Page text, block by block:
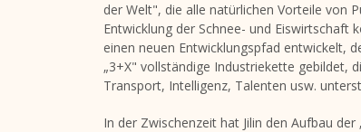
der Welt", die alle natürlichen Vorteile von
Entwicklung der Schnee- und Eiswirtschaft
einen neuen Entwicklungspfad entwickelt,
„3+X" vollständige Industriekette gebildet,
Transport, Intelligenz, Talenten usw.
In der Zwischenzeit hat Jilin den Aufbau der